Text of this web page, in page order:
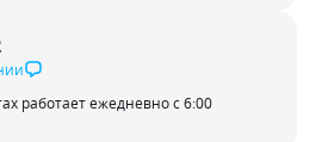
работает ежедневно с 6:00